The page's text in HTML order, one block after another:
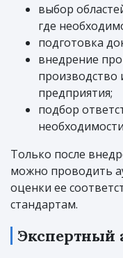
выбор
где
подготовка
внедрение
производство
предприятия;
подбор
Только после
можно проводить
оценки ее
стандартам.
Экспертный